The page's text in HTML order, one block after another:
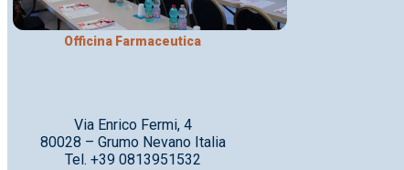
Officina Farmaceutica
Via Enrico Fermi, 4
80028 – Grumo Nevano Italia
Tel. +39 0813951532